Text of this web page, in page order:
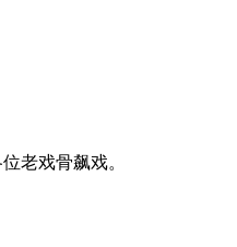
位老戏骨飙戏。